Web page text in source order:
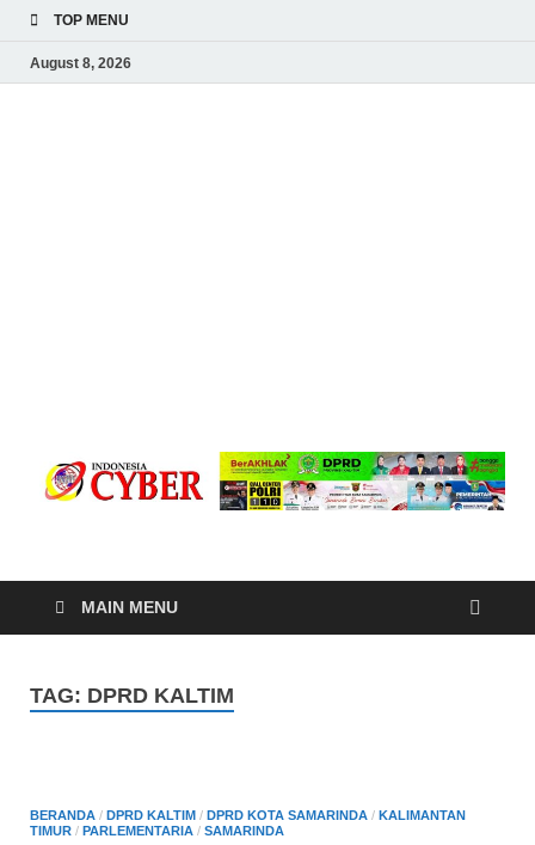
TOP MENU
August 8, 2026
Indonesia Cyber
MAIN MENU
TAG: DPRD KALTIM
BERANDA / DPRD KALTIM / DPRD KOTA SAMARINDA / KALIMANTAN
TIMUR / PARLEMENTARIA / SAMARINDA